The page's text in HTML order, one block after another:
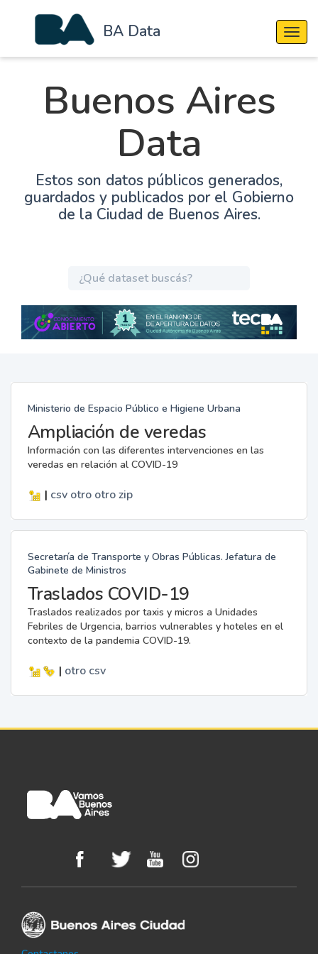
BA Data
Buenos Aires
Data
Estos son datos públicos generados,
guardados y publicados por el Gobierno
de la Ciudad de Buenos Aires.
Ministerio de Espacio Público e Higiene Urbana
Ampliación de veredas
Información con las diferentes intervenciones en las
veredas en relación al COVID-19
| csv otro otro zip
Secretaría de Transporte y Obras Públicas. Jefatura de
Gabinete de Ministros
Traslados COVID-19
Traslados realizados por taxis y micros a Unidades
Febriles de Urgencia, barrios vulnerables y hoteles en el
contexto de la pandemia COVID-19.
| otro csv